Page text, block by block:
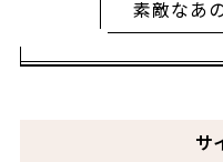
素敵なあ
サ